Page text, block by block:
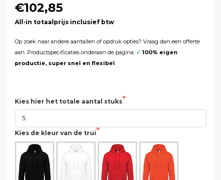
gebaseerd
op klant
waarderingen
€102,85
All-in totaalprijs inclusief btw
Op zoek naar andere aantallen of opdruk opties? Vraag dan een offerte
aan. Productspecificaties onderaan de pagina. ✓ 100% eigen
productie, super snel en flexibel
Kies hier het totale aantal stuks
Kies de kleur van de trui